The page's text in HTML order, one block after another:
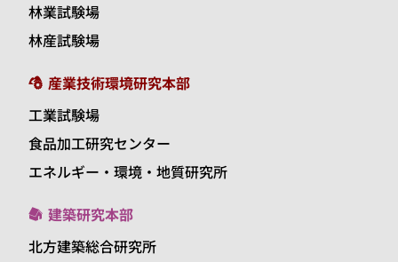
林業試験場
林産試験場
産業技術環境研究本部
工業試験場
食品加工研究センター
エネルギー・環境・地質研究所
建築研究本部
北方建築総合研究所